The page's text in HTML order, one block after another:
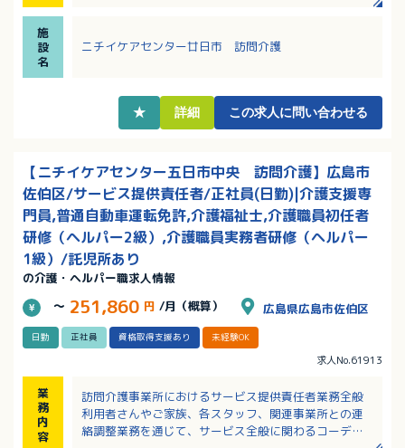
・早朝、夜間の出勤には別途手当あり！その他各種手
取得支援あり！
・教育・研修制度が充実しておりキャリアアップが目
施
設
名
ニチイケアセンター廿日市 訪問介護
★ 詳細 この求人に問い合わせる
【ニチイケアセンター五日市中央 訪問介護】広島市
佐伯区/サービス提供責任者/正社員(日勤)|介護支援専
門員,普通自動車運転免許,介護福祉士,介護職員初任者
研修（ヘルパー2級）,介護職員実務者研修（ヘルパー
1級）/託児所あり
の介護・ヘルパー職求人情報
～ 251,860 円 /月（概算） 広島県広島市佐伯区
日勤 正社員 資格取得支援あり 未経験OK
求人No.61913
業
務
内
容
訪問介護事業所におけるサービス提供責任者業務全般
利用者さんやご家族、各スタッフ、関連事業所との連
絡調整業務を通じて、サービス全般に関わるコーディ